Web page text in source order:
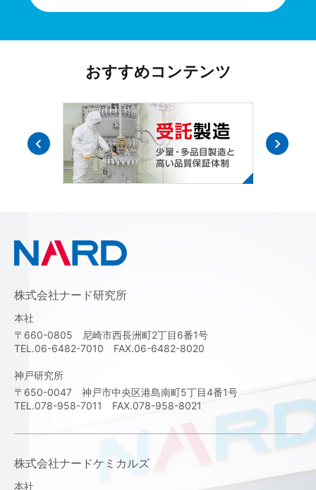
おすすめコンテンツ
株式会社ナード研究所
本社
〒660-0805 尼崎市西長洲町2丁目6番1号
TEL.06-6482-7010 FAX.06-6482-8020
神戸研究所
〒650-0047 神戸市中央区港島南町5丁目4番1号
TEL.078-958-7011 FAX.078-958-8021
株式会社ナードケミカルズ
本社